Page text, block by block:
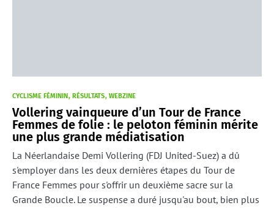
CYCLISME FÉMININ RÉSULTATS WEBZINE
Vollering vainqueure d’un Tour de France
Femmes de folie : le peloton féminin mérite
une plus grande médiatisation
La Néerlandaise Demi Vollering (FDJ United-Suez) a dû
s'employer dans les deux dernières étapes du Tour de
France Femmes pour s'offrir un deuxième sacre sur la
Grande Boucle. Le suspense a duré jusqu'au bout, bien plus